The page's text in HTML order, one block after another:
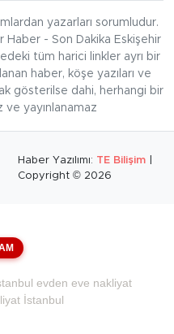
yazarları sorumludur.
Haber - Son Dakika Eskişehir
tüm harici linkler ayrı bir
haber, köşe yazıları ve
gösterilse dahi, herhangi bir
ve yayınlanamaz
Haber Yazılımı: TE Bilişim
Copyright © 2026
evden eve nakliyat
İstanbul